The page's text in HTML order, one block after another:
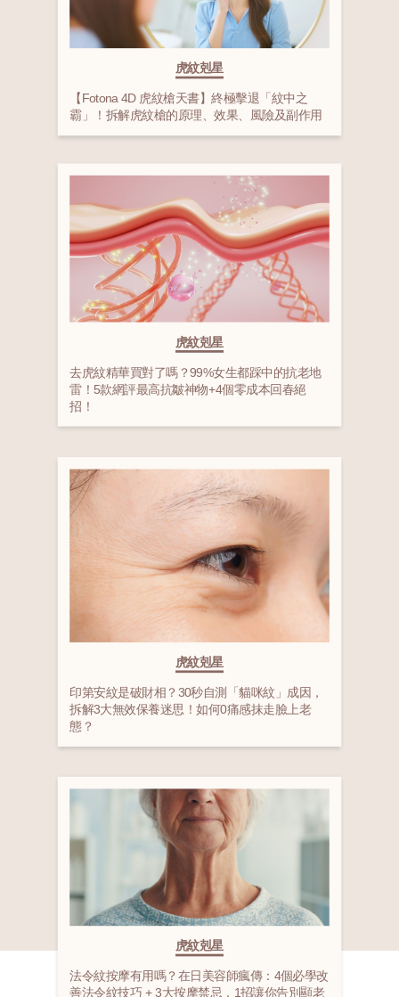
虎紋剋星
【Fotona 4D 虎紋槍天書】終極擊退「紋中之
霸」！拆解虎紋槍的原理、效果、風險及副作用
虎紋剋星
去虎紋精華買對了嗎？99%女生都踩中的抗老地
雷！5款網評最高抗皺神物+4個零成本回春絕
招！
虎紋剋星
印第安紋是破財相？30秒自測「貓咪紋」成因，
拆解3大無效保養迷思！如何0痛感抹走臉上老
態？
虎紋剋星
法令紋按摩有用嗎？在日美容師瘋傳：4個必學改
善法令紋技巧 + 3大按摩禁忌，1招讓你告別顯老